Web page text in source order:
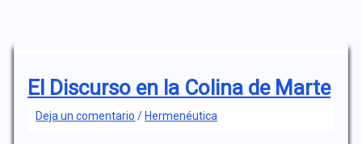
El Discurso en la Colina de Marte
Deja un comentario / Hermenéutica